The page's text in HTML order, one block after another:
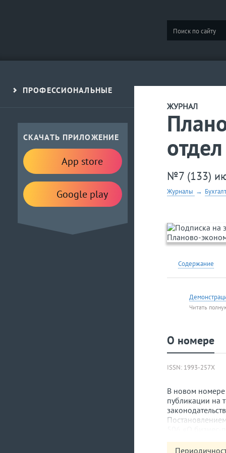
ПРОФЕССИОНАЛЬНЫЕ
СКАЧАТЬ ПРИЛОЖЕНИЕ
App store
Google play
ЖУРНАЛ
отдел
№7 (133)
Журналы →
Содержание
Читать
О номере
ISSN: 1993-257Х
В новом
публикации на